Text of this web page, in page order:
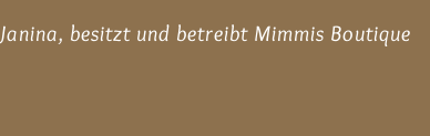
Janina, besitzt und betreibt Mimmis Boutique